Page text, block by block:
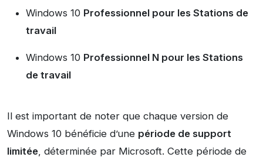
Windows 10 Professionnel pour les Stations de
travail
Windows 10 Professionnel N pour les Stations
de travail
Il est important de noter que chaque version de
Windows 10 bénéficie d’une période de support
limitée, déterminée par Microsoft. Cette période de